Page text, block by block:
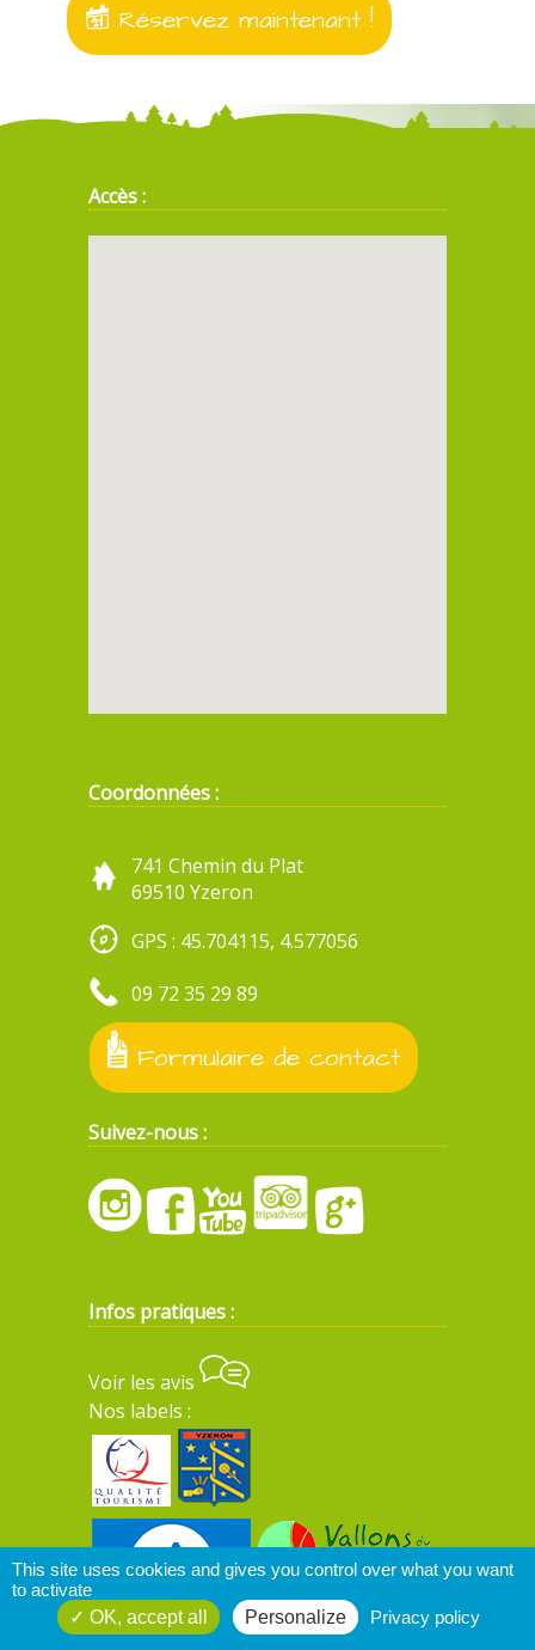
Réservez maintenant !
Accès :
Coordonnées :
741 Chemin du Plat
69510 Yzeron
GPS : 45.704115, 4.577056
09 72 35 29 89
Formulaire de contact
Suivez-nous :
Infos pratiques :
Voir les avis
Nos labels :
This site uses cookies and gives you control over what you want
to activate
OK, accept all
Personalize Privacy policy